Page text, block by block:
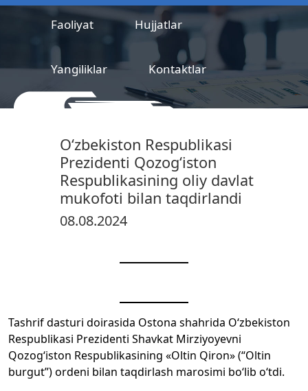
Faoliyat Hujjatlar
Yangiliklar Kontaktlar
sertifikatlashtirish markazi
O‘zbekiston Respublikasi
Prezidenti Qozog‘iston
Respublikasining oliy davlat
mukofoti bilan taqdirlandi
08.08.2024
Tashrif dasturi doirasida Ostona shahrida O‘zbekiston
Respublikasi Prezidenti Shavkat Mirziyoyevni
Qozog‘iston Respublikasining «Oltin Qiron» (“Oltin
burgut”) ordeni bilan taqdirlash marosimi bo‘lib o‘tdi.